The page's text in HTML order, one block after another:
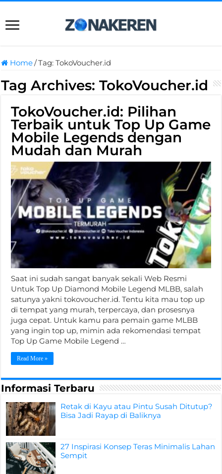
Home/Tag:TokoVoucher.id
Tag Archives:TokoVoucher.id
TokoVoucher.id: Pilihan
Terbaik untuk Top Up Game
Mobile Legends dengan
Mudah dan Murah
Saat ini sudah sangat banyak sekali Web Resmi
Untuk Top Up Diamond Mobile Legend MLBB, salah
satunya yakni tokovoucher.id. Tentu kita mau top up
di tempat yang murah, terpercaya, dan prosesnya
juga cepat. Untuk kamu para pemain game MLBB
yang ingin top up, mimin ada rekomendasi tempat
Top Up Game Mobile Legend …
Read More »
Informasi Terbaru
Retak di Kayu atau Pintu Susah Ditutup?
Bisa Jadi Rayap di Baliknya
27 Inspirasi Konsep Teras Minimalis Lahan
Sempit